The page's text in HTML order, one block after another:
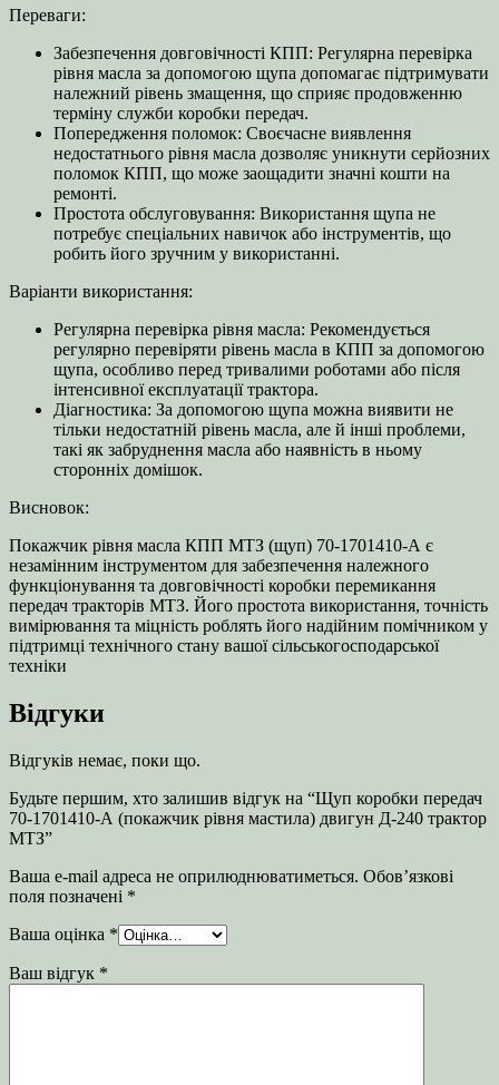
Переваги:
Забезпечення довговічності КПП: Регулярна перевірка
рівня масла за допомогою щупа допомагає підтримувати
належний рівень змащення, що сприяє продовженню
терміну служби коробки передач.
Попередження поломок: Своєчасне виявлення
недостатнього рівня масла дозволяє уникнути серйозних
поломок КПП, що може заощадити значні кошти на
ремонті.
Простота обслуговування: Використання щупа не
потребує спеціальних навичок або інструментів, що
робить його зручним у використанні.
Варіанти використання:
Регулярна перевірка рівня масла: Рекомендується
регулярно перевіряти рівень масла в КПП за допомогою
щупа, особливо перед тривалими роботами або після
інтенсивної експлуатації трактора.
Діагностика: За допомогою щупа можна виявити не
тільки недостатній рівень масла, але й інші проблеми,
такі як забруднення масла або наявність в ньому
сторонніх домішок.
Висновок:
Покажчик рівня масла КПП МТЗ (щуп) 70-1701410-А є
незамінним інструментом для забезпечення належного
функціонування та довговічності коробки перемикання
передач тракторів МТЗ. Його простота використання, точність
вимірювання та міцність роблять його надійним помічником у
підтримці технічного стану вашої сільськогосподарської
техніки
Відгуки
Відгуків немає, поки що.
Будьте першим, хто залишив відгук на “Щуп коробки передач
70-1701410-А (покажчик рівня мастила) двигун Д-240 трактор
МТЗ”
Ваша e-mail адреса не оприлюднюватиметься. Обов’язкові
поля позначені *
Ваша оцінка *
Ваш відгук *